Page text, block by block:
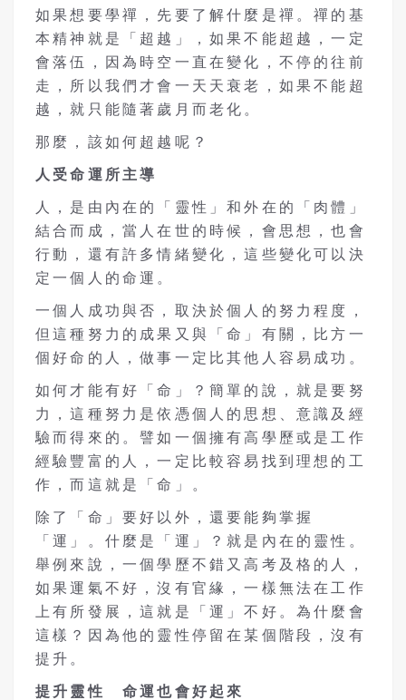
如果想要學禪，先要了解什麼是禪。禪的基
本精神就是「超越」，如果不能超越，一定
會落伍，因為時空一直在變化，不停的往前
走，所以我們才會一天天衰老，如果不能超
越，就只能隨著歲月而老化。
那麼，該如何超越呢？
人受命運所主導
人，是由內在的「靈性」和外在的「肉體」
結合而成，當人在世的時候，會思想，也會
行動，還有許多情緒變化，這些變化可以決
定一個人的命運。
一個人成功與否，取決於個人的努力程度，
但這種努力的成果又與「命」有關，比方一
個好命的人，做事一定比其他人容易成功。
如何才能有好「命」？簡單的說，就是要努
力，這種努力是依憑個人的思想、意識及經
驗而得來的。譬如一個擁有高學歷或是工作
經驗豐富的人，一定比較容易找到理想的工
作，而這就是「命」。
除了「命」要好以外，還要能夠掌握
「運」。什麼是「運」？就是內在的靈性。
舉例來說，一個學歷不錯又高考及格的人，
如果運氣不好，沒有官緣，一樣無法在工作
上有所發展，這就是「運」不好。為什麼會
這樣？因為他的靈性停留在某個階段，沒有
提升。
提升靈性 命運也會好起來